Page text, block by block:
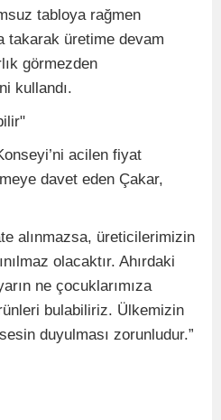
tabloya rağmen
takarak üretime devam
görmezden
kullandı.
acilen fiyat
davet eden Çakar,
alınmazsa, üreticilerimizin
olacaktır. Ahırdaki
ne çocuklarımıza
bulabiliriz. Ülkemizin
duyulması zorunludur.”